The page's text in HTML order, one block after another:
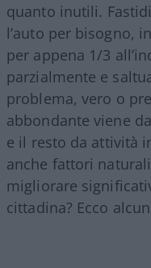
quanto inutili.
l’auto per bisogno,
per appena 1/3
parzialmente e
problema, vero o
abbondante viene
e il resto da attività
anche fattori
migliorare
cittadina? Ecco